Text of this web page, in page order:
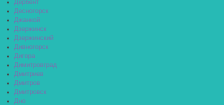
Дербент
Десногорск
Джанкой
Дзержинск
Дзержинский
Дивногорск
Дигора
Димитровград
Дмитриев
Дмитров
Дмитровск
Дно